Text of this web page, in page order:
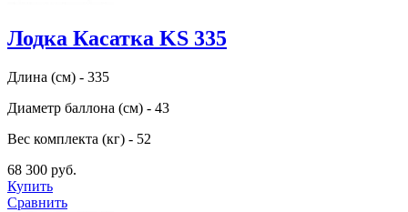
Лодка Касатка KS 335
Длина (см) - 335
Диаметр баллона (см) - 43
Вес комплекта (кг) - 52
68 300 руб.
Купить
Сравнить